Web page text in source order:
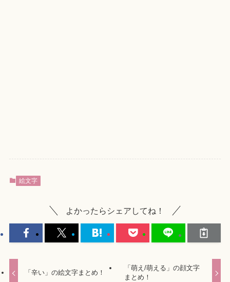
絵文字
よかったらシェアしてね！
「辛い」の絵文字まとめ！
「萌え/萌える」の顔文字
まとめ！